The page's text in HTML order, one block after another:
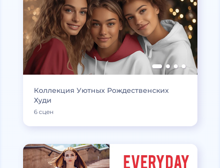
Коллекция Уютных Рождественских
Худи
6 сцен